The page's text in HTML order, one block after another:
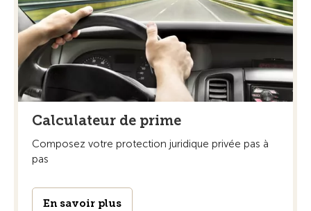
Calculateur de prime
Composez votre protection juridique privée pas à
pas
En savoir plus